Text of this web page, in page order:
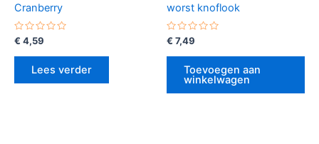
Cranberry
Gewaardeerd
0
uit
€ 4,59
Lees verder
worst knoflook
Gewaardeerd
0
uit
€ 7,49
Toevoegen aan
winkelwagen